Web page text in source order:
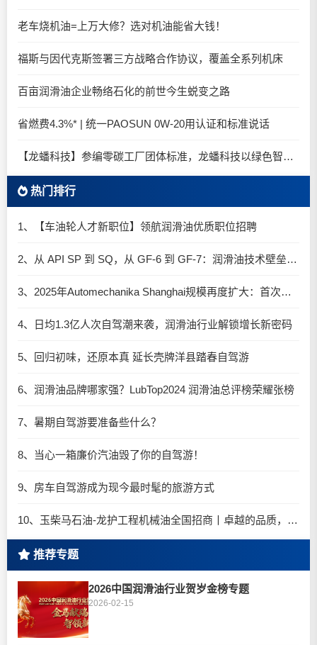
老车烧机油=上万大修？选对机油能省大钱！
福斯与因代克斯签署三方战略合作协议，覆盖全系列机床
百亩润滑油企业畅络石化的前世今生蜕变之路
省燃费4.3%* | 统一PAOSUN 0W-20用认证和标准说话
【龙蟠科技】参编零碳工厂团体标准，龙蟠科技以绿色智造锚定零碳未来
热门排行
1、【车油轮人才新职位】领航润滑油优质职位招聘
2、从 API SP 到 SQ，从 GF-6 到 GF-7：润滑油技术壁垒再升高，你准备好了吗？
3、2025年Automechanika Shanghai规模再度扩大：首次启用国家会展中心（上海）全部15个展馆
4、日均1.3亿人次自驾潮来袭，润滑油行业解锁增长新密码​
5、回归初味，还原本真 延长壳牌洋县踏春自驾游
6、润滑油品牌哪家强？LubTop2024 润滑油总评榜荣耀张榜
7、暑期自驾游要准备些什么？
8、当心一箱廉价汽油毁了你的自驾游！
9、房车自驾游成为现今最时髦的旅游方式
10、玉柴马石油-龙护工程机械油全国招商丨卓越的品质，专业的品牌！
推荐专题
2026中国润滑油行业贺岁金榜专题
2026-02-15